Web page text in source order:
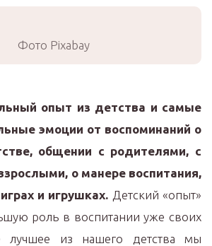
Фото Pixabay
опыт из детства и самые
эмоции от воспоминаний о
общении с родителями, с
о манере воспитания,
и игрушках. Детский «опыт»
роль в воспитании уже своих
лучшее из нашего детства мы